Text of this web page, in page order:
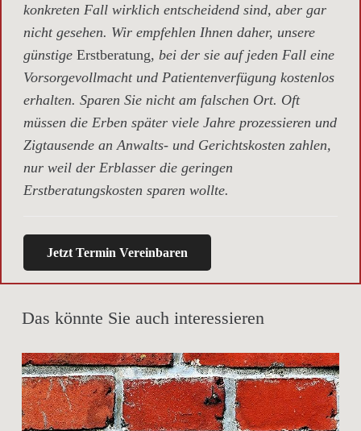
konkreten Fall wirklich entscheidend sind, aber gar
nicht gesehen. Wir empfehlen Ihnen daher, unsere
günstige Erstberatung, bei der sie auf jeden Fall eine
Vorsorgevollmacht und Patientenverfügung kostenlos
erhalten. Sparen Sie nicht am falschen Ort. Oft
müssen die Erben später viele Jahre prozessieren und
Zigtausende an Anwalts- und Gerichtskosten zahlen,
nur weil der Erblasser die geringen
Erstberatungskosten sparen wollte.
Jetzt Termin Vereinbaren
Das könnte Sie auch interessieren